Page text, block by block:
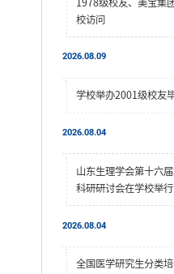
1978级校友、美宝集
校访问
2026.08.09
学校举办2001级校友
2026.08.04
山东生理学会第十六
科研研讨会在学校举行
2026.08.04
全国医学研究生分类